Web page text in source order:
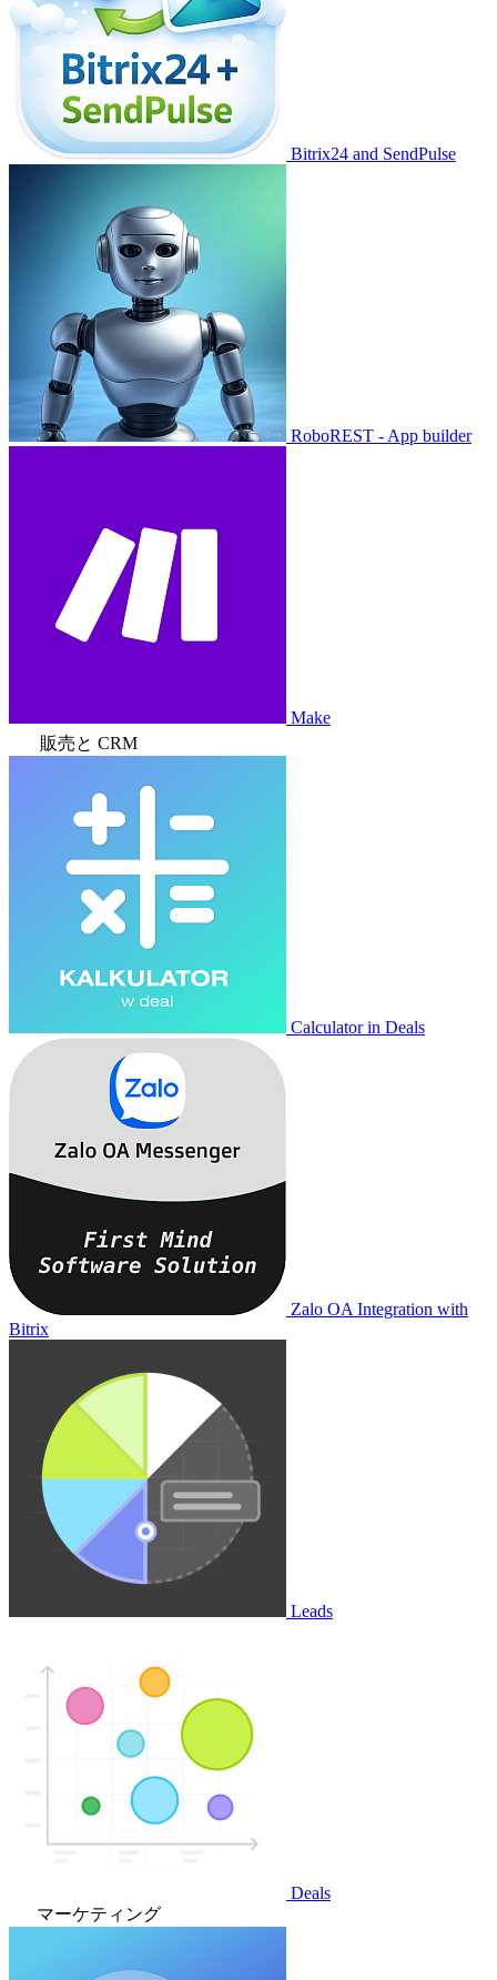
Bitrix24 and SendPulse
RoboREST - App builder
Make
販売と CRM
Calculator in Deals
Zalo OA Integration with
Bitrix
Leads
Deals
マーケティング